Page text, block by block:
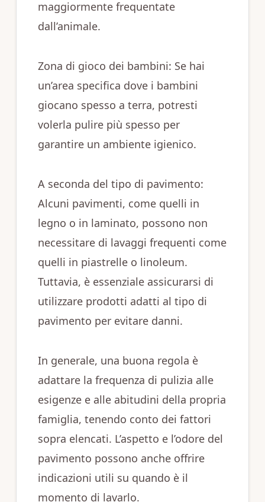
maggiormente frequentate
dall’animale.
Zona di gioco dei bambini: Se hai
un’area specifica dove i bambini
giocano spesso a terra, potresti
volerla pulire più spesso per
garantire un ambiente igienico.
A seconda del tipo di pavimento:
Alcuni pavimenti, come quelli in
legno o in laminato, possono non
necessitare di lavaggi frequenti come
quelli in piastrelle o linoleum.
Tuttavia, è essenziale assicurarsi di
utilizzare prodotti adatti al tipo di
pavimento per evitare danni.
In generale, una buona regola è
adattare la frequenza di pulizia alle
esigenze e alle abitudini della propria
famiglia, tenendo conto dei fattori
sopra elencati. L’aspetto e l’odore del
pavimento possono anche offrire
indicazioni utili su quando è il
momento di lavarlo.